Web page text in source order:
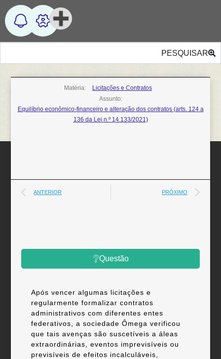
PESQUISAR
Matéria:
Licitações e Contratos
Assunto:
Equilíbrio econômico-financeiro e alteração dos contratos (arts. 124 a
136 da Lei n.º 14.133/2021)
ANTERIOR PRÓXIMO
Questão
Após vencer algumas licitações e
regularmente formalizar contratos
administrativos com diferentes entes
federativos, a sociedade Ômega verificou
que tais avenças são suscetíveis a áleas
extraordinárias, eventos imprevisíveis ou
previsíveis de efeitos incalculáveis,